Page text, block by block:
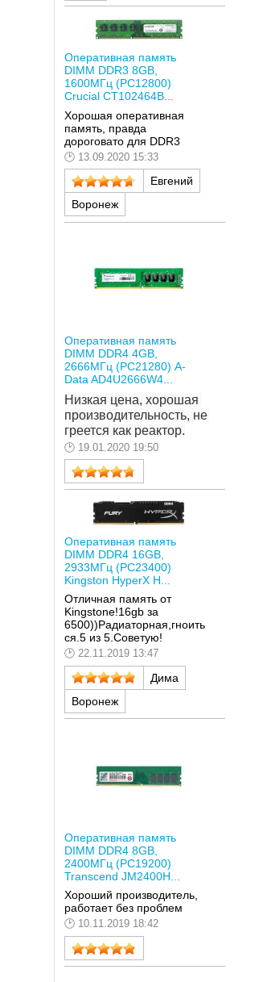
Оперативная память
DIMM DDR3 8GB,
1600МГц (PC12800)
Crucial CT102464B...
Хорошая оперативная
память, правда
дороговато для DDR3
13.09.2020 15:33
Евгений
Воронеж
Оперативная память
DIMM DDR4 4GB,
2666МГц (PC21280) A-
Data AD4U2666W4...
Низкая цена, хорошая
производительность, не
греется как реактор.
19.01.2020 19:50
Оперативная память
DIMM DDR4 16GB,
2933МГц (PC23400)
Kingston HyperX H...
Отличная память от
Kingstone!16gb за
6500))Радиаторная,гноить
ся.5 из 5.Советую!
22.11.2019 13:47
Дима
Воронеж
Оперативная память
DIMM DDR4 8GB,
2400МГц (PC19200)
Transcend JM2400H...
Хороший производитель,
работает без проблем
10.11.2019 18:42